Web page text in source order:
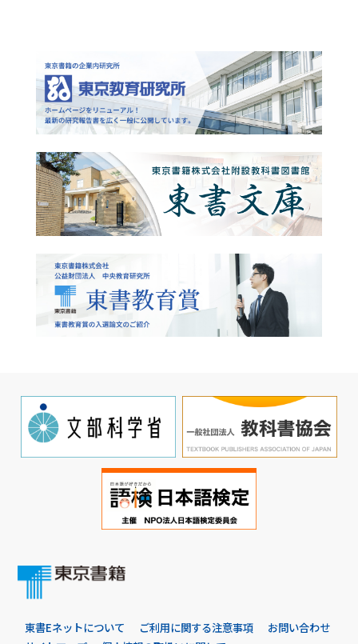
東書Eネットについて ご利用に関する注意事項
お問い合わせ